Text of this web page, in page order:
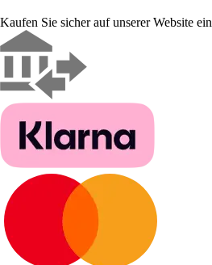
Kaufen Sie sicher auf unserer Website ein